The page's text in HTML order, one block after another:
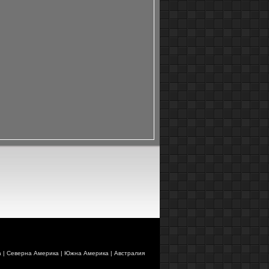
| Северна Америка | Южна Америка | Австралия